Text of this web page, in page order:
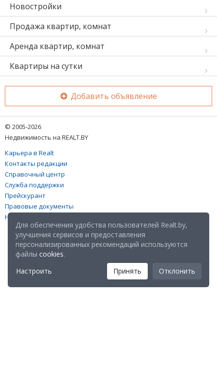
Новостройки
Продажа квартир, комнат
Аренда квартир, комнат
Квартиры на сутки
Добавить объявление
© 2005-2026
Недвижимость на REALT.BY
Карьера в Realt
Контакты редакции
Справочный центр
Служба поддержки
Прейскурант
Правовые документы
Настройка файлов cookies
Для обеспечения удобства пользователей Realt.by,
улучшения сервисов и предоставления
персонализированных рекомендаций используются
файлы cookies.
Настроить
Принять Отклонить